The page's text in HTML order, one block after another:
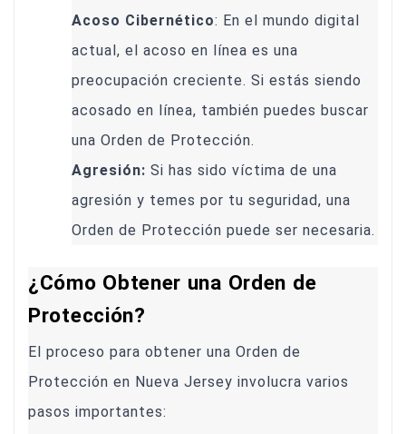
Acoso Cibernético: En el mundo digital
actual, el acoso en línea es una
preocupación creciente. Si estás siendo
acosado en línea, también puedes buscar
una Orden de Protección.
Agresión: Si has sido víctima de una
agresión y temes por tu seguridad, una
Orden de Protección puede ser necesaria.
¿Cómo Obtener una Orden de
Protección?
El proceso para obtener una Orden de
Protección en Nueva Jersey involucra varios
pasos importantes: